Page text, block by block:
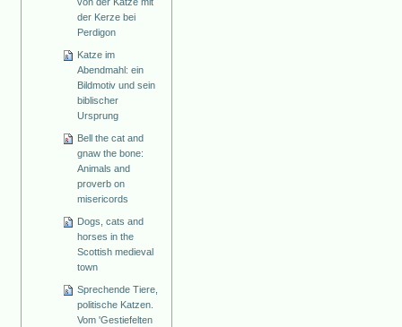
der Kerze bei
Perdigon
Katze im
Abendmahl: ein
Bildmotiv und sein
biblischer
Ursprung
Bell the cat and
gnaw the bone:
Animals and
proverb on
misericords
Dogs, cats and
horses in the
Scottish medieval
town
Sprechende Tiere,
politische Katzen.
Vom 'Gestiefelten